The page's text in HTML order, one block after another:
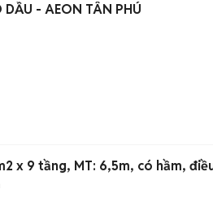
- AEON TÂN PHÚ
x 9 tầng, MT: 6,5m, có hầm,